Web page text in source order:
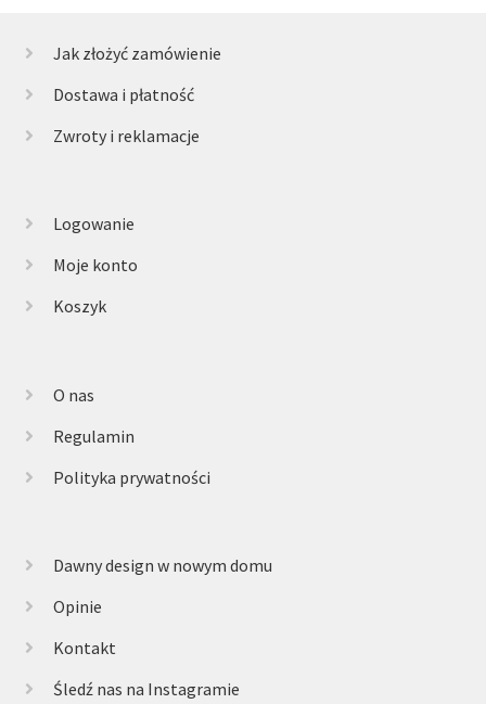
Jak złożyć zamówienie
Dostawa i płatność
Zwroty i reklamacje
Logowanie
Moje konto
Koszyk
O nas
Regulamin
Polityka prywatności
Dawny design w nowym domu
Opinie
Kontakt
Śledź nas na Instagramie